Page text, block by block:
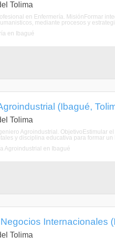
Tolima
en Enfermería. MisiónFormar
mediante procesos y
en Ibagué
(Ibagué,
Tolima
Agroindustrial. ObjetivoEstimular
y disciplina educativa para formar
Agroindustrial en Ibagué
Internacionales
Tolima